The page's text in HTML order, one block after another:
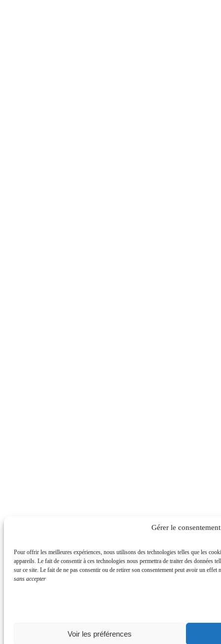
Gérer le consentement
Pour offrir les meilleures expériences, nous utilisons des technologies telles que les
appareils. Le fait de consentir à ces technologies nous permettra de traiter des données
sur ce site. Le fait de ne pas consentir ou de retirer son consentement peut avoir un
sans accepter
Voir les préférences